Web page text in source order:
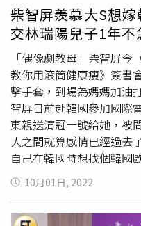
柴智屏羨慕大S想
交林瑞陽兒子1年不
「偶像劇教母」柴智屏
教你用滾筒健康瘦》簽書
擊手套，到場為媽媽加油
智屏日前赴韓國參加國際
東親送清冠一號給她，被
人之間就算感情已經過去
自己在韓國時想找個韓國
還傳微信跟她說替她開心
等多部偶像劇的柴智屏，
心。（圖／群星瑞智提供
10月01日, 2022